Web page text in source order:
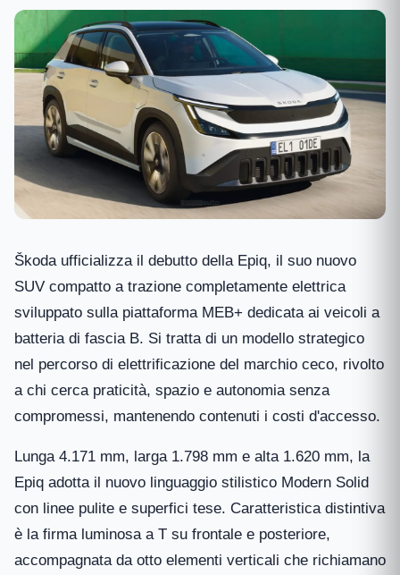
Škoda ufficializza il debutto della Epiq, il suo nuovo
SUV compatto a trazione completamente elettrica
sviluppato sulla piattaforma MEB+ dedicata ai veicoli a
batteria di fascia B. Si tratta di un modello strategico
nel percorso di elettrificazione del marchio ceco, rivolto
a chi cerca praticità, spazio e autonomia senza
compromessi, mantenendo contenuti i costi d'accesso.
Lunga 4.171 mm, larga 1.798 mm e alta 1.620 mm, la
Epiq adotta il nuovo linguaggio stilistico Modern Solid
con linee pulite e superfici tese. Caratteristica distintiva
è la firma luminosa a T su frontale e posteriore,
accompagnata da otto elementi verticali che richiamano